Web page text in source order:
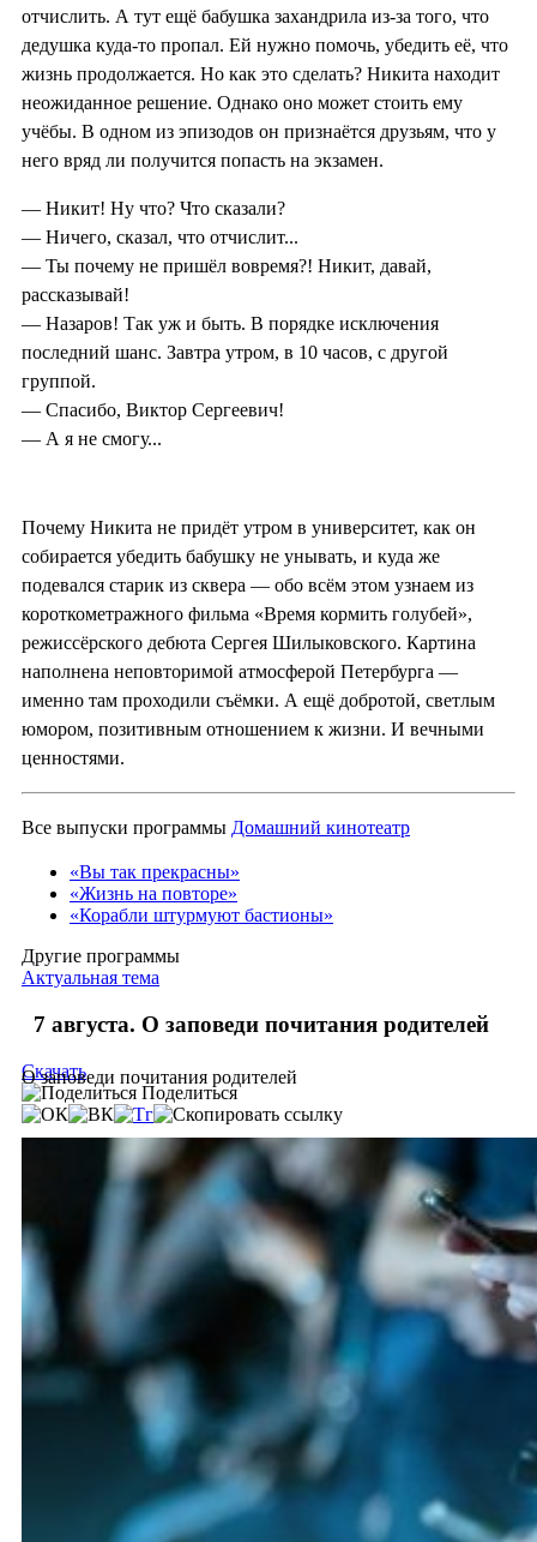
отчислить. А тут ещё бабушка захандрила из-за того, что
дедушка куда-то пропал. Ей нужно помочь, убедить её, что
жизнь продолжается. Но как это сделать? Никита находит
неожиданное решение. Однако оно может стоить ему
учёбы. В одном из эпизодов он признаётся друзьям, что у
него вряд ли получится попасть на экзамен.
— Никит! Ну что? Что сказали?
— Ничего, сказал, что отчислит...
— Ты почему не пришёл вовремя?! Никит, давай,
рассказывай!
— Назаров! Так уж и быть. В порядке исключения
последний шанс. Завтра утром, в 10 часов, с другой
группой.
— Спасибо, Виктор Сергеевич!
— А я не смогу...
Почему Никита не придёт утром в университет, как он
собирается убедить бабушку не унывать, и куда же
подевался старик из сквера — обо всём этом узнаем из
короткометражного фильма «Время кормить голубей»,
режиссёрского дебюта Сергея Шилыковского. Картина
наполнена неповторимой атмосферой Петербурга —
именно там проходили съёмки. А ещё добротой, светлым
юмором, позитивным отношением к жизни. И вечными
ценностями.
Все выпуски программы Домашний кинотеатр
«Вы так прекрасны»
«Жизнь на повторе»
«Корабли штурмуют бастионы»
Другие программы
Актуальная тема
7 августа. О заповеди почитания родителей
О заповеди почитания родителей
Скачать
Поделиться